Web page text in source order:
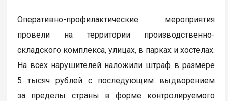
Оперативно-профилактические мероприятия
провели на территории производственно-
складского комплекса, улицах, в парках и хостелах.
На всех нарушителей наложили штраф в размере
5 тысяч рублей с последующим выдворением
за пределы страны в форме контролируемого